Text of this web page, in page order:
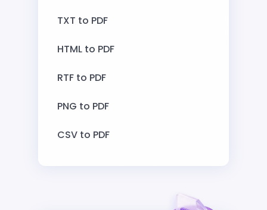
TXT to PDF
HTML to PDF
RTF to PDF
PNG to PDF
CSV to PDF